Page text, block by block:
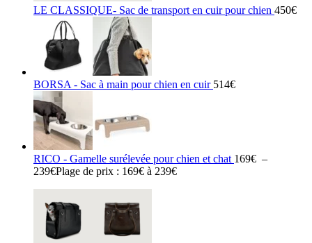
LE CLASSIQUE- Sac de transport en cuir pour chien 450€
BORSA - Sac à main pour chien en cuir 514€
RICO - Gamelle surélevée pour chien et chat 169€ –
239€Plage de prix : 169€ à 239€